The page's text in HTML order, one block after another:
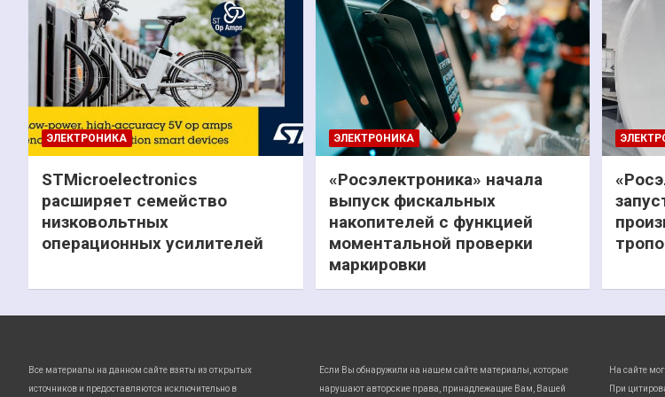
ЭЛЕКТРОНИКА
STMicroelectronics
расширяет семейство
низковольтных
операционных усилителей
ЭЛЕКТРОНИКА
«Росэлектроника» начала
выпуск фискальных
накопителей с функцией
моментальной проверки
маркировки
Все материалы на данном сайте взяты из открытых
источников и предоставляются исключительно в
Если Вы обнаружили на нашем сайте материалы, которые
нарушают авторские права, принадлежащие Вам, Вашей
На сайте
При